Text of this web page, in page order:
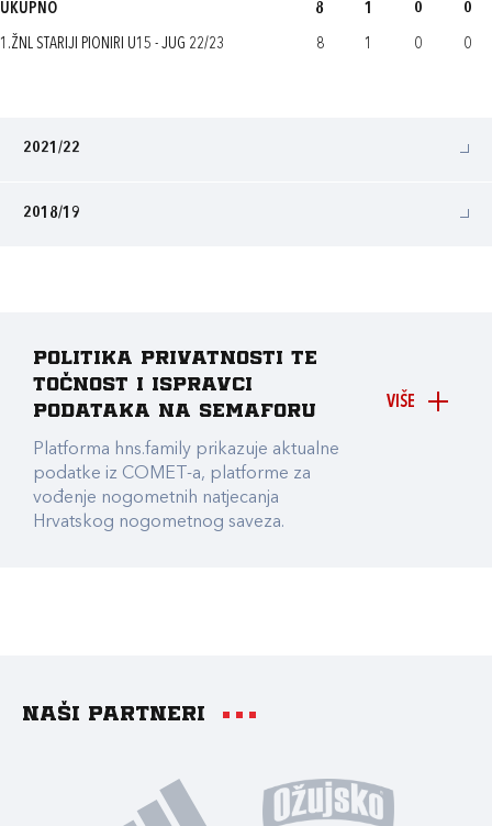
UKUPNO 8 1 0 0
1.ŽNL STARIJI PIONIRI U15 - JUG 22/23 8 1 0 0
2021/22
2018/19
VIŠE
Politika privatnosti te
točnost i ispravci
podataka na Semaforu
Platforma hns.family prikazuje aktualne
podatke iz COMET-a, platforme za
vođenje nogometnih natjecanja
Hrvatskog nogometnog saveza.
Naši partneri